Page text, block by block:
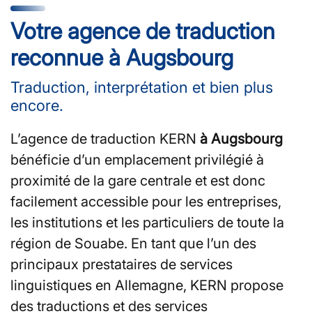
Votre agence de traduction
reconnue à Augsbourg
Traduction, interprétation et bien plus
encore.
L’agence de traduction KERN à Augsbourg
bénéficie d’un emplacement privilégié à
proximité de la gare centrale et est donc
facilement accessible pour les entreprises,
les institutions et les particuliers de toute la
région de Souabe. En tant que l’un des
principaux prestataires de services
linguistiques en Allemagne, KERN propose
des traductions et des services